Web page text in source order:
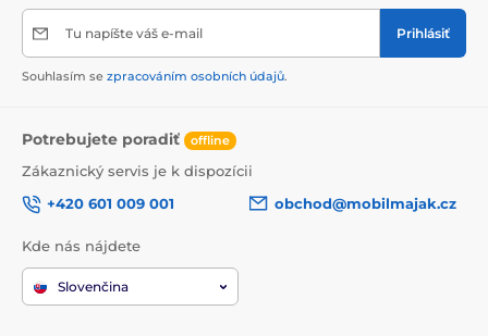
Tu napíšte váš e-mail Prihlásiť
Souhlasím se zpracováním osobních údajů.
Potrebujete poradiť offline
Zákaznický servis je k dispozícii
+420 601 009 001
obchod@mobilmajak.cz
Kde nás nájdete
Slovenčina